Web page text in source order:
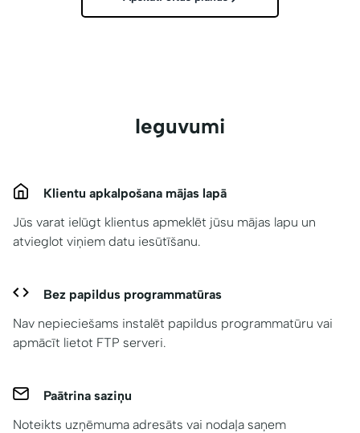
Ieguvumi
Klientu apkalpošana mājas lapā
Jūs varat ielūgt klientus apmeklēt jūsu mājas lapu un
atvieglot viņiem datu iesūtīšanu.
Bez papildus programmatūras
Nav nepieciešams instalēt papildus programmatūru vai
apmācīt lietot FTP serveri.
Paātrina saziņu
Noteikts uzņēmuma adresāts vai nodaļa saņem